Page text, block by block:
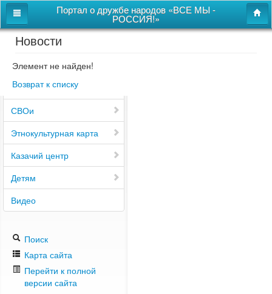
Портал о дружбе народов «ВСЕ МЫ -
РОССИЯ!»
Главная
Дом дружбы народов
Новости
СВОи
Этнокультурная карта
Казачий центр
Детям
Видео
Поиск
Карта сайта
Перейти к полной
версии сайта
Новости
Элемент не найден!
Возврат к списку